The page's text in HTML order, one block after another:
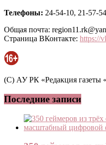
Телефоны: 24-54-10, 21-57-
Общая почта:
Страница ВКонтакте: https://
(C) АУ РК «Редакция газеты
Последние записи